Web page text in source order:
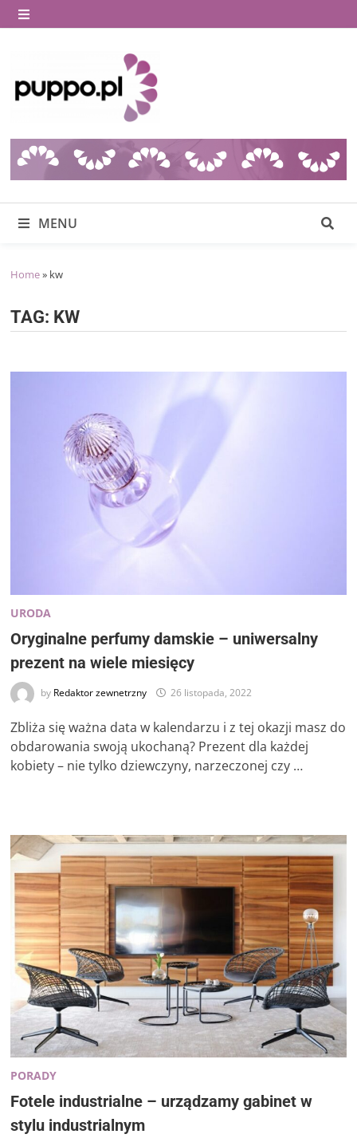
Skip
to
MENU
MENU
Home» kw
TAG: KW
URODA
Oryginalne perfumy damskie – uniwersalny
prezent na wiele miesięcy
by Redaktor zewnetrzny 26 listopada, 2022
Zbliża się ważna data w kalendarzu i z tej okazji masz do
obdarowania swoją ukochaną? Prezent dla każdej
kobiety – nie tylko dziewczyny, narzeczonej czy …
PORADY
Fotele industrialne – urządzamy gabinet w
stylu industrialnym